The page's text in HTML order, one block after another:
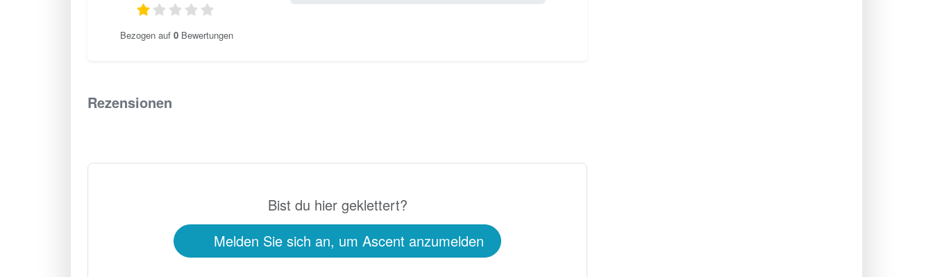
Bezogen auf 0Bewertungen
Rezensionen
Bist du hier geklettert?
Melden Sie sich an, um Ascent anzumelden